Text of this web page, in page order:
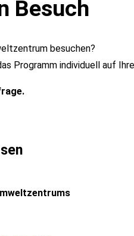
Besuch
besuchen?
Programm individuell auf